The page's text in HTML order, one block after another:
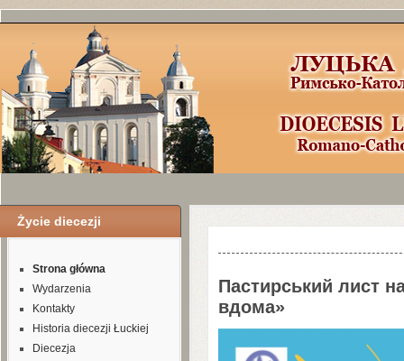
Życie diecezji
Strona główna
Wydarzenia
Kontakty
Historia diecezji Łuckiej
Diecezja
Пастирський лист
вдома»